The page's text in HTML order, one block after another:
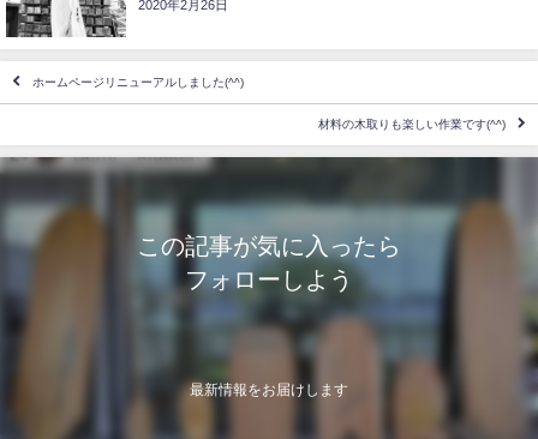
2020年2月26日
ホームページリニューアルしました(^^)
材料の木取りも楽しい作業です(^^)
この記事が気に入ったら
フォローしよう
最新情報をお届けします